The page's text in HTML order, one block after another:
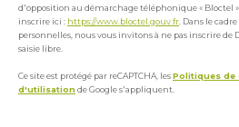
d'opposition au démarchage téléphonique « Bloctel
inscrire ici : https://www.bloctel.gouv.fr . Dans le
personnelles, nous vous invitons à ne pas inscrire de
saisie libre.
Ce site est protégé par reCAPTCHA, lesPolitiques de
d'utilisationde Google s'appliquent.